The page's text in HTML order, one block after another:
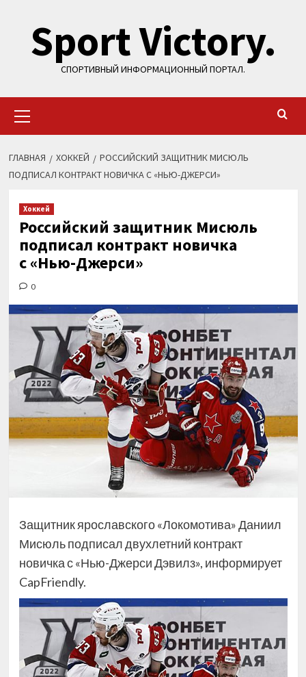
содержимому
Sport Victory.
СПОРТИВНЫЙ ИНФОРМАЦИОННЫЙ ПОРТАЛ.
меню
ГЛАВНАЯ ХОККЕЙ
РОССИЙСКИЙ ЗАЩИТНИК МИСЮЛЬ
ПОДПИСАЛ КОНТРАКТ НОВИЧКА С «НЬЮ-ДЖЕРСИ»
Хоккей
Российский защитник Мисюль
подписал контракт новичка
с «Нью-Джерси»
0
Защитник ярославского «Локомотива» Даниил
Мисюль подписал двухлетний контракт
новичка с «Нью-Джерси Дэвилз», информирует
CapFriendly.